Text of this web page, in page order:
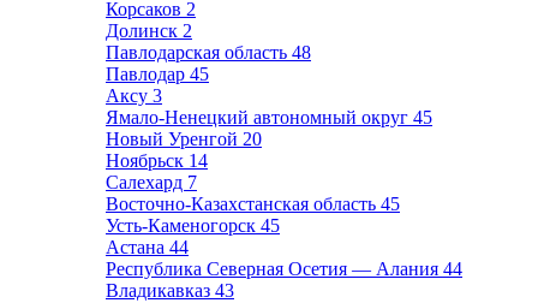
Корсаков 2
Долинск 2
Павлодарская область 48
Павлодар 45
Аксу 3
Ямало-Ненецкий автономный округ 45
Новый Уренгой 20
Ноябрьск 14
Салехард 7
Восточно-Казахстанская область 45
Усть-Каменогорск 45
Астана 44
Республика Северная Осетия — Алания 44
Владикавказ 43